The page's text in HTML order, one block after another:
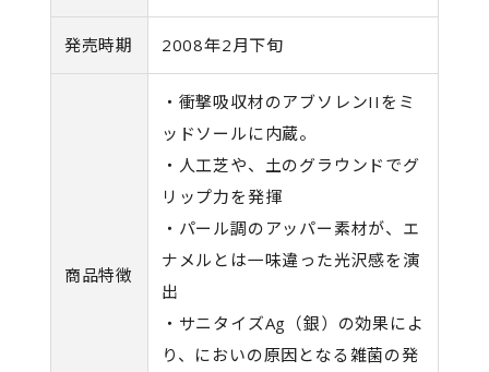
発売時期 2008年2月下旬
商品特徴
・衝撃吸収材のアブソレンIIをミ
ッドソールに内蔵。
・人工芝や、土のグラウンドでグ
リップ力を発揮
・パール調のアッパー素材が、エ
ナメルとは一味違った光沢感を演
出
・サニタイズAg（銀）の効果によ
り、においの原因となる雑菌の発